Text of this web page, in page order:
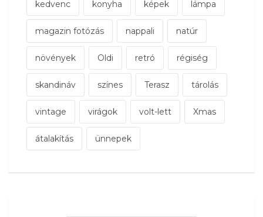
kedvenc konyha képek lámpa
magazin fotózás nappali natúr
növények Oldi retró régiség
skandináv színes Terasz tárolás
vintage virágok volt-lett Xmas
átalakítás ünnepek